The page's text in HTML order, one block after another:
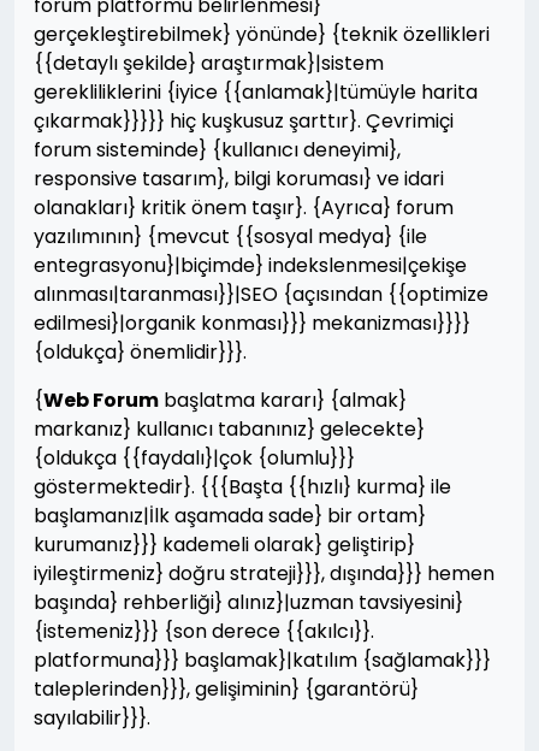
gerçekleştirebilmek} yönünde} {teknik özellikleri
{{detaylı şekilde} araştırmak}|sistem
gerekliliklerini {iyice {{anlamak}|tümüyle harita
çıkarmak}}}}} hiç kuşkusuz şarttır}. Çevrimiçi
forum sisteminde} {kullanıcı deneyimi},
responsive tasarım}, bilgi koruması} ve idari
olanakları} kritik önem taşır}. {Ayrıca} forum
yazılımının} {mevcut {{sosyal medya} {ile
entegrasyonu}|biçimde} indekslenmesi|çekişe
alınması|taranması}}|SEO {açısından {{optimize
edilmesi}|organik konması}}} mekanizması}}}}
{oldukça} önemlidir}}}.
{Web Forum başlatma kararı} {almak}
markanız} kullanıcı tabanınız} gelecekte}
{oldukça {{faydalı}|çok {olumlu}}}
göstermektedir}. {{{Başta {{hızlı} kurma} ile
başlamanız|İlk aşamada sade} bir ortam}
kurumanız}}} kademeli olarak} geliştirip}
iyileştirmeniz} doğru strateji}}}, dışında}}} hemen
başında} rehberliği} alınız}|uzman tavsiyesini}
{istemeniz}}} {son derece {{akılcı}}.
platformuna}}} başlamak}|katılım {sağlamak}}}
taleplerinden}}}, gelişiminin} {garantörü}
sayılabilir}}}.